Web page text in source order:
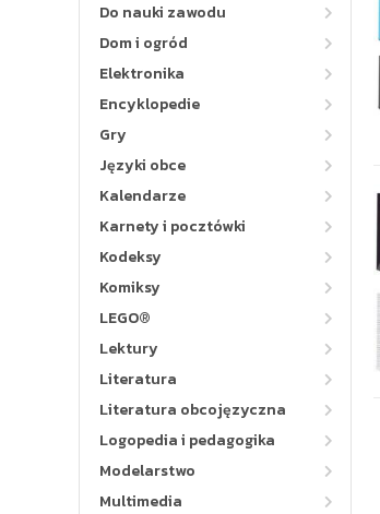
Do nauki zawodu
Dom i ogród
Elektronika
Encyklopedie
Gry
Języki obce
Kalendarze
Karnety i pocztówki
Kodeksy
Komiksy
LEGO®
Lektury
Literatura
Literatura obcojęzyczna
Logopedia i pedagogika
Modelarstwo
Multimedia